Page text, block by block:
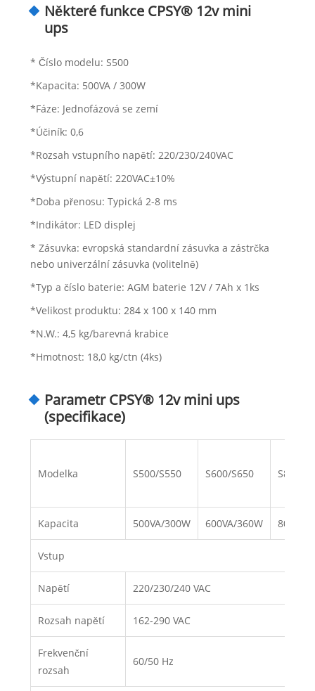
Některé funkce CPSY® 12v mini
ups
* Číslo modelu: S500
*Kapacita: 500VA / 300W
*Fáze: Jednofázová se zemí
*Účiník: 0,6
*Rozsah vstupního napětí: 220/230/240VAC
*Výstupní napětí: 220VAC±10%
*Doba přenosu: Typická 2-8 ms
*Indikátor: LED displej
* Zásuvka: evropská standardní zásuvka a zástrčka
nebo univerzální zásuvka (volitelně)
*Typ a číslo baterie: AGM baterie 12V / 7Ah x 1ks
*Velikost produktu: 284 x 100 x 140 mm
*N.W.: 4,5 kg/barevná krabice
*Hmotnost: 18,0 kg/ctn (4ks)
Parametr CPSY® 12v mini ups
(specifikace)
Modelka S500/S550 S600/S650 S800/
Kapacita 500VA/300W 600VA/360W 800VA/
Vstup
Napětí 220/230/240 VAC
Rozsah napětí 162-290 VAC
Frekvenční
rozsah
60/50 Hz